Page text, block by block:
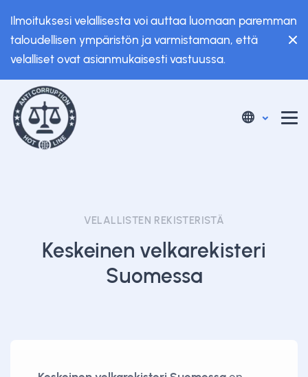
Ilmoituksesi velallisesta voi auttaa luomaan paremman
taloudellisen ympäristön ja varmistamaan, että
velalliset ovat asianmukaisesti vastuussa.
VELALLISTEN REKISTERISTÄ
Keskeinen velkarekisteri
Suomessa